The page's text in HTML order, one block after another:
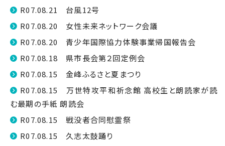
R07.08.21 台風12号
R07.08.20 女性未来ネットワーク会議
R07.08.20 青少年国際協力体験事業帰国報告会
R07.08.18 県市長会第２回定例会
R07.08.15 金峰ふるさと夏まつり
R07.08.15 万世特攻平和祈念館 高校生と朗読家が読
む最期の手紙 朗読会
R07.08.15 戦没者合同慰霊祭
R07.08.15 久志太鼓踊り